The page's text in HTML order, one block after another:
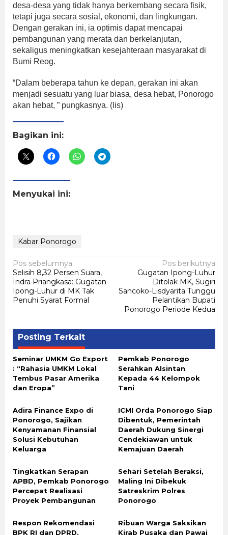
desa-desa yang tidak hanya berkembang secara fisik,
tetapi juga secara sosial, ekonomi, dan lingkungan.
Dengan gerakan ini, ia optimis dapat mencapai
pembangunan yang merata dan berkelanjutan,
sekaligus meningkatkan kesejahteraan masyarakat di
Bumi Reog.
“Dalam beberapa tahun ke depan, gerakan ini akan
menjadi sesuatu yang luar biasa, desa hebat, Ponorogo
akan hebat, ” pungkasnya. (lis)
Bagikan ini:
Menyukai ini:
Kabar Ponorogo
Navigasi
pos
Pos sebelumnya
Selisih 8,32 Persen Suara,
Indra Priangkasa: Gugatan
Ipong-Luhur di MK Tak
Penuhi Syarat Formal
Pos berikutnya
Gugatan Ipong-Luhur
Ditolak MK, Sugiri
Sancoko-Lisdyarita Tunggu
Pelantikan Bupati
Ponorogo Periode Kedua
Posting Terkait
Seminar UMKM Go Export
: “Rahasia UMKM Lokal
Tembus Pasar Amerika
dan Eropa”
Pemkab Ponorogo
Serahkan Alsintan
Kepada 44 Kelompok
Tani
Adira Finance Expo di
Ponorogo, Sajikan
Kenyamanan Finansial
Solusi Kebutuhan
Keluarga
ICMI Orda Ponorogo Siap
Dibentuk, Pemerintah
Daerah Dukung Sinergi
Cendekiawan untuk
Kemajuan Daerah
Tingkatkan Serapan
APBD, Pemkab Ponorogo
Percepat Realisasi
Proyek Pembangunan
Sehari Setelah Beraksi,
Maling Ini Dibekuk
Satreskrim Polres
Ponorogo
Respon Rekomendasi
BPK RI dan DPRD,
Ribuan Warga Saksikan
Kirab Pusaka dan Pawai